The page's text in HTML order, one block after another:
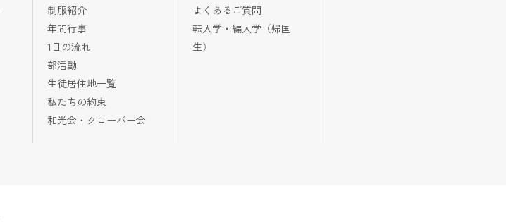
制服紹介
年間行事
1日の流れ
部活動
生徒居住地一覧
私たちの約束
和光会・クローバー会
よくあるご質問
転入学・編入学（帰国
生）